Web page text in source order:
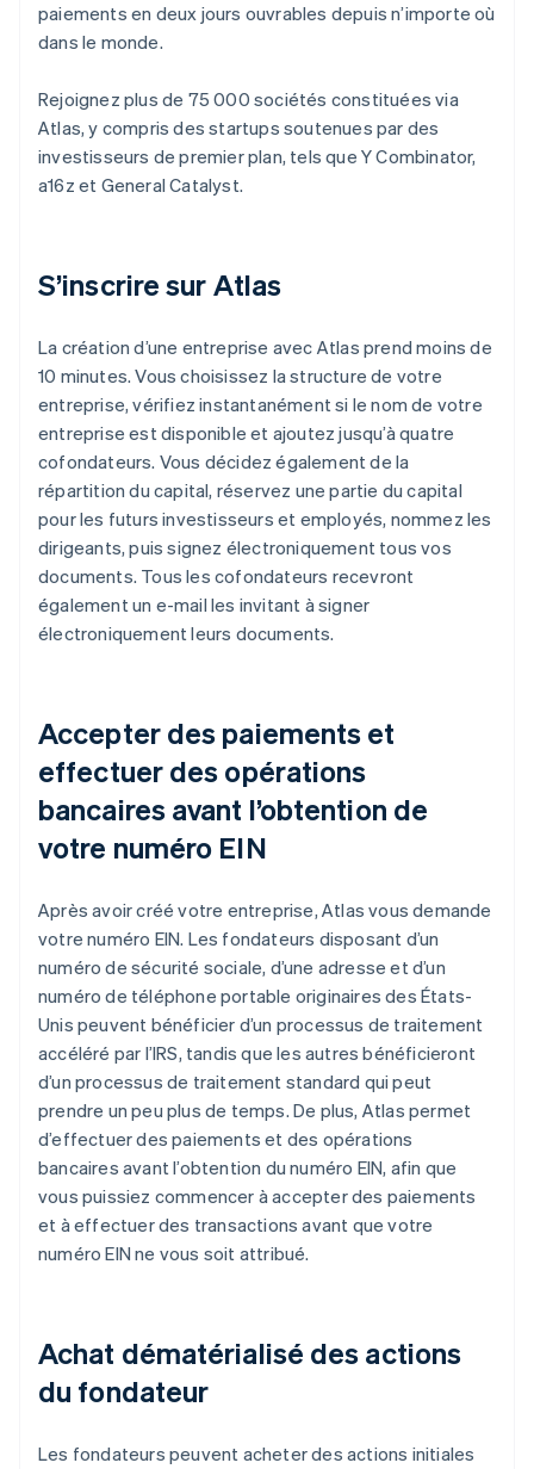
paiements en deux jours ouvrables depuis n’importe où
dans le monde.
Rejoignez plus de 75 000 sociétés constituées via
Atlas, y compris des startups soutenues par des
investisseurs de premier plan, tels que Y Combinator,
a16z et General Catalyst.
S’inscrire sur Atlas
La création d’une entreprise avec Atlas prend moins de
10 minutes. Vous choisissez la structure de votre
entreprise, vérifiez instantanément si le nom de votre
entreprise est disponible et ajoutez jusqu’à quatre
cofondateurs. Vous décidez également de la
répartition du capital, réservez une partie du capital
pour les futurs investisseurs et employés, nommez les
dirigeants, puis signez électroniquement tous vos
documents. Tous les cofondateurs recevront
également un e-mail les invitant à signer
électroniquement leurs documents.
Accepter des paiements et
effectuer des opérations
bancaires avant l’obtention de
votre numéro EIN
Après avoir créé votre entreprise, Atlas vous demande
votre numéro EIN. Les fondateurs disposant d’un
numéro de sécurité sociale, d’une adresse et d’un
numéro de téléphone portable originaires des États-
Unis peuvent bénéficier d’un processus de traitement
accéléré par l’IRS, tandis que les autres bénéficieront
d’un processus de traitement standard qui peut
prendre un peu plus de temps. De plus, Atlas permet
d’effectuer des paiements et des opérations
bancaires avant l’obtention du numéro EIN, afin que
vous puissiez commencer à accepter des paiements
et à effectuer des transactions avant que votre
numéro EIN ne vous soit attribué.
Achat dématérialisé des actions
du fondateur
Les fondateurs peuvent acheter des actions initiales